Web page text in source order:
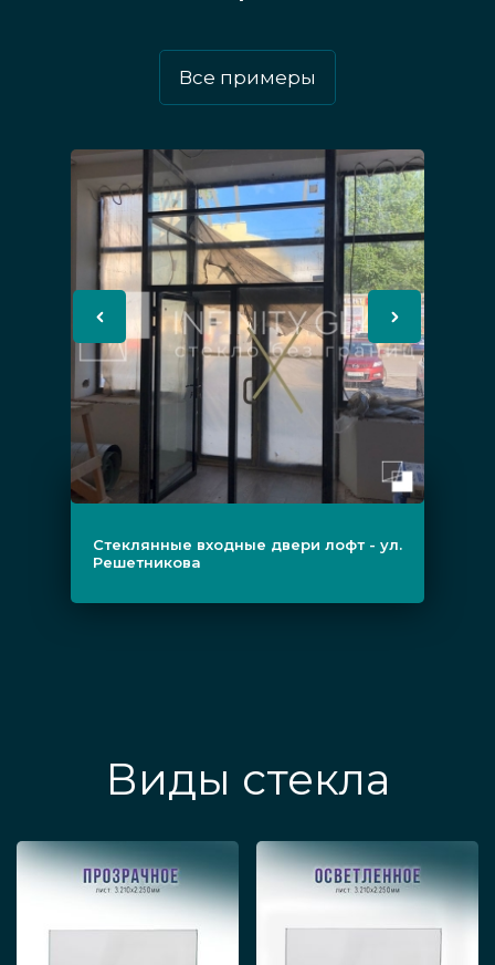
бывает в коробку проёма, есть
цельностеклянные офисные варианты (из
Количество отдельных створок варьируется,
равно как и размер изделия.
Виды стекла для двери
По стилю и дизайну стеклянный материал,
который используется в офисном изделии,
может быть белым, чёрным (или любого
цвета стандарта RAL), под бронзу, матовым,
прозрачным, с оригинальной обработкой,
вставками различного внешнего вида под
особенности офиса. По типу полотна двери
изготавливаются из надежного закалённого
стекла (обычно толщиной от 8 мм, чем выше,
Наименование изделия для
офиса
Стоимость
Дверь, выполненная из
стеклянной панели, распашная
от 3900
Все примеры
Стеклянные входные двери лофт - ул.
Решетникова
Виды стекла